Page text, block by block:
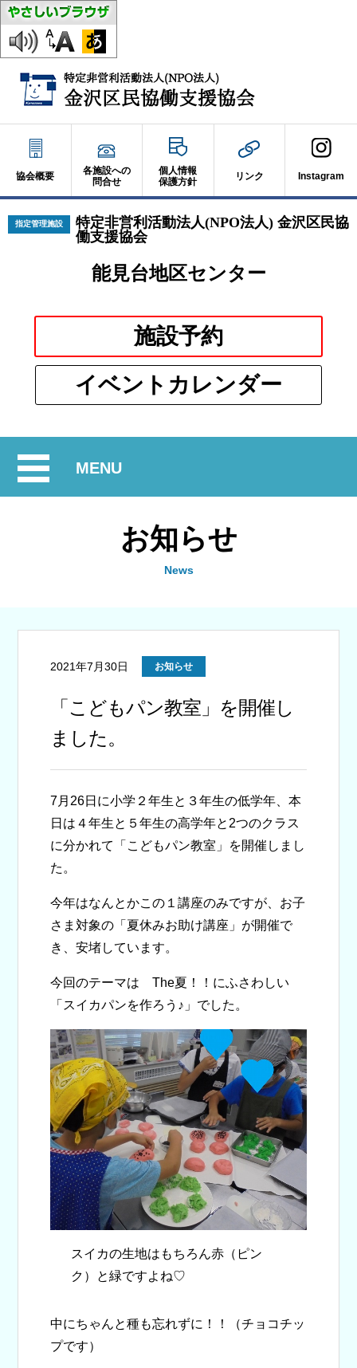
協会概要
各施設への
問合せ
個人情報
保護方針
リンク Instagram
特定非営利活動法人(NPO法人) 金沢区民協
働支援協会
指定管理施設
能見台地区センター
施設予約別
ウ
ィ
ン
開
イベント カレンダー別
ウ
ウ
MENU開
閉
お知らせ
News
2021年7月30日 お知らせ
「こどもパン教室」を開催し
ました。
7月26日に小学２年生と３年生の低学年、本
日は４年生と５年生の高学年と2つのクラス
に分かれて「こどもパン教室」を開催しまし
た。
今年はなんとかこの１講座のみですが、お子
さま対象の「夏休みお助け講座」が開催で
き、安堵しています。
今回のテーマは The夏！！にふさわしい
「スイカパンを作ろう♪」でした。
スイカの生地はもちろん赤（ピン
ク）と緑ですよね♡
中にちゃんと種も忘れずに！！（チョコチッ
プです）